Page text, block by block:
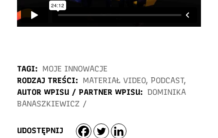
TAGI: MOJE INNOWACJE
RODZAJ TREŚCI: MATERIAŁ VIDEO, PODCAST,
AUTOR WPISU / PARTNER WPISU: DOMINIKA
BANASZKIEWICZ /
UDOSTĘPNIJ